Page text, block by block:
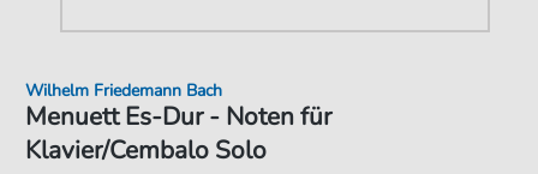
Menuett Es-Dur - Noten für
Klavier/Cembalo Solo
Wilhelm Friedemann Bach